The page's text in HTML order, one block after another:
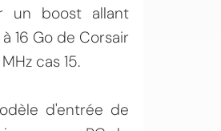
un boost allant
16 Go de Corsair
cas 15.
d'entrée de